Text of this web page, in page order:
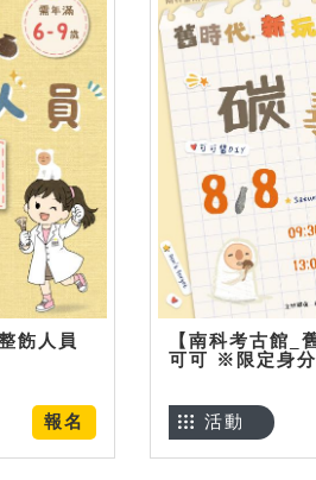
飭人員
報名
【南科考古館_
可可 ※限定身
活動